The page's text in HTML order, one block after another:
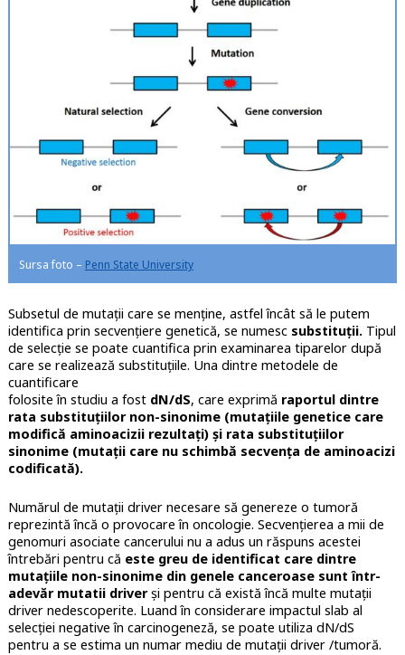
Sursa foto – Penn State University
Subsetul de mutații care se menține, astfel încât să le putem
identifica prin secvențiere genetică, se numesc substituții.Tipul
de selecție se poate cuantifica prin examinarea tiparelor după
care se realizează substituțiile. Una dintre metodele de
cuantificare
folosite în studiu a fost dN/dS, care exprimă raportul dintre
rata substituțiilor non-sinonime (mutațiile genetice care
modifică aminoacizii rezultați) și rata substituțiilor
sinonime (mutații care nu schimbă secvența de aminoacizi
codificată).
Numărul de mutații driver necesare să genereze o tumoră
reprezintă încă o provocare în oncologie. Secvențierea a mii de
genomuri asociate cancerului nu a adus un răspuns acestei
întrebări pentru că este greu de identificat care dintre
mutațiile non-sinonime din genele canceroase sunt într-
adevăr mutatii driverși pentru că există încă multe mutații
driver nedescoperite. Luand în considerare impactul slab al
selecției negative în carcinogeneză, se poate utiliza dN/dS
pentru a se estima un numar mediu de mutații driver /tumoră.